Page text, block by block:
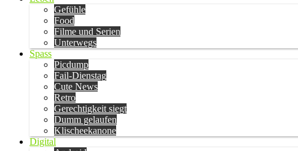
Gefühle
Food
Filme und Serien
Unterwegs
Spass
Picdump
Fail-Dienstag
Cute News
Retro
Gerechtigkeit siegt
Dumm gelaufen
Klischeekanone
Digital